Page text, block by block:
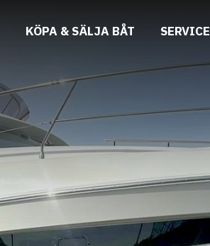
KÖPA & SÄLJA BÅT SERVICE